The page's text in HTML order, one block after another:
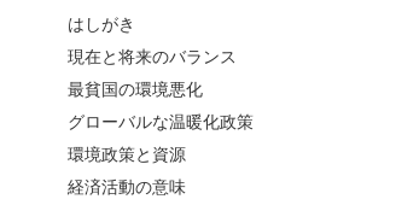
はしがき
現在と将来のバランス
最貧国の環境悪化
グローバルな温暖化政策
環境政策と資源
経済活動の意味